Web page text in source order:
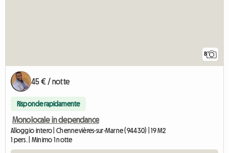
8
45 € / notte
Risponde rapidamente
Monolocale in dependance
Alloggio intero | Chennevières-sur-Marne (94430) | 19 M2
1 pers. | Minimo 1 notte